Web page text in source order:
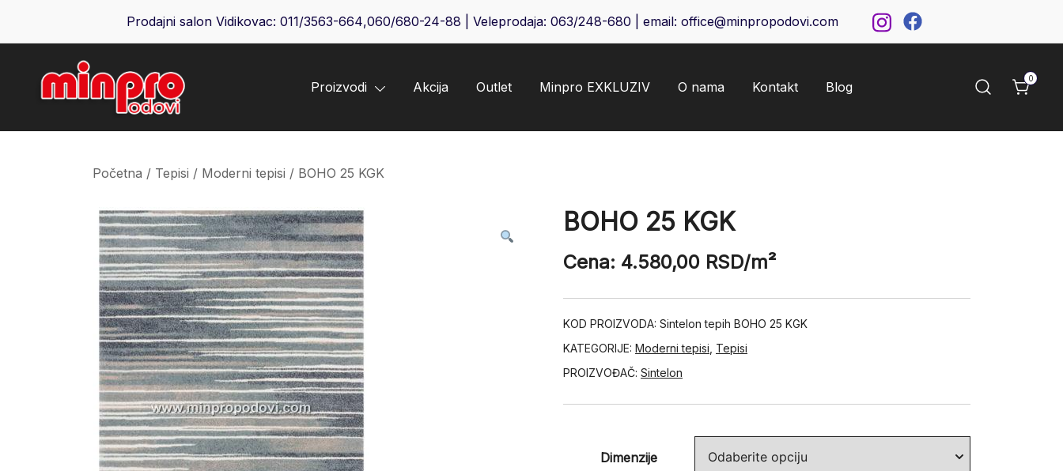
Prodajni salon Vidikovac: 011/3563-664,060/680-24-88 | Veleprodaja: 063/248-680 | email: office@minpropodovi.com
Minpro podovi
Proizvodi Akcija Outlet Minpro EXKLUZIV O nama Kontakt Blog
0
Početna / Tepisi / Moderni tepisi / BOHO 25 KGK
BOHO 25 KGK
Cena: 4.580,00 RSD/m²
KOD PROIZVODA: Sintelon tepih BOHO 25 KGK
KATEGORIJE: Moderni tepisi Tepisi
PROIZVOĐAČ: Sintelon
Dimenzije